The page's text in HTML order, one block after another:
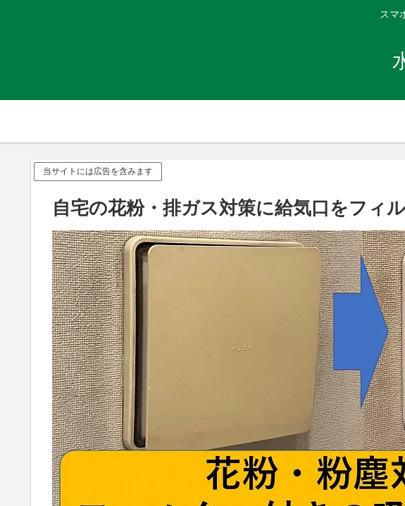
スマ
当サイトには広告を含みます
自宅の花粉・排ガス対策に給気口をフィ